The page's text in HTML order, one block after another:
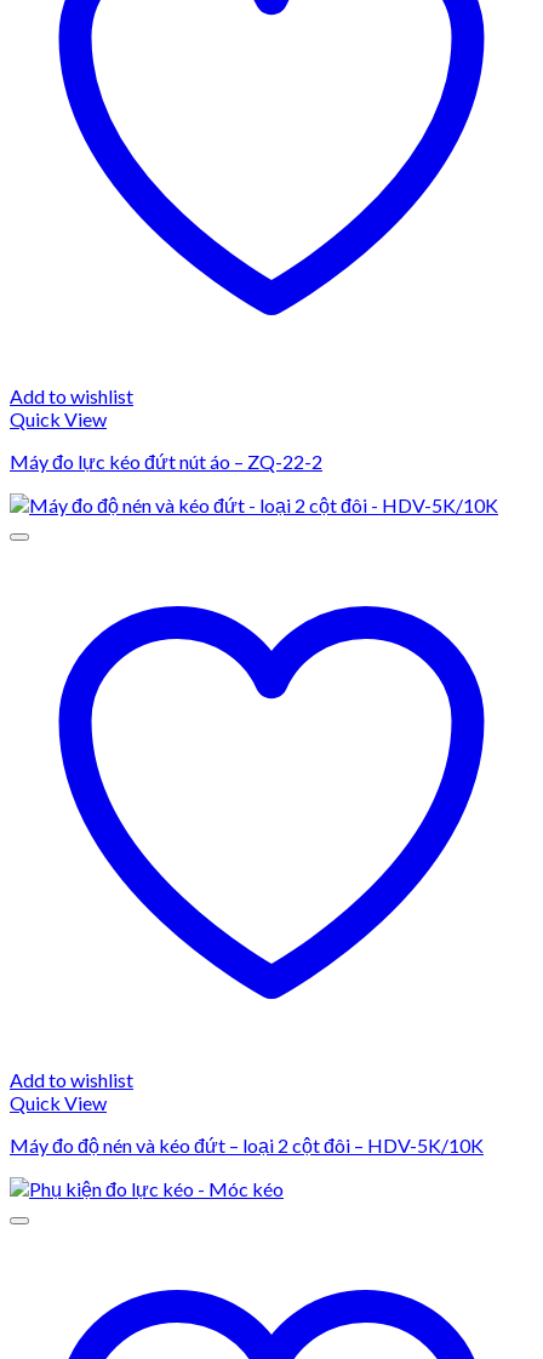
Add to wishlist
Quick View
Máy đo lực kéo đứt nút áo – ZQ-22-2
Add to wishlist
Quick View
Máy đo độ nén và kéo đứt – loại 2 cột đôi – HDV-5K/10K